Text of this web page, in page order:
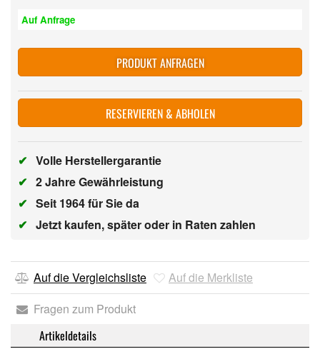
Auf Anfrage
PRODUKT ANFRAGEN
RESERVIEREN & ABHOLEN
✔ Volle Herstellergarantie
✔ 2 Jahre Gewährleistung
✔ Seit 1964 für Sie da
✔ Jetzt kaufen, später oder in Raten zahlen
Auf die Vergleichsliste
Auf die Merkliste
Fragen zum Produkt
Artikeldetails